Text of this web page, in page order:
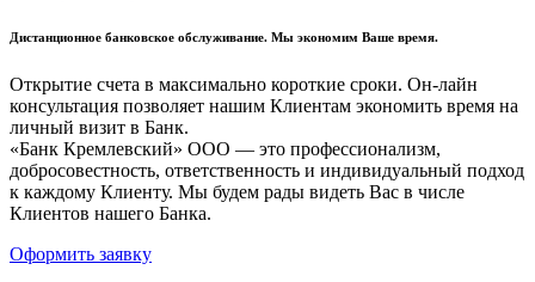
Дистанционное банковское обслуживание. Мы экономим Ваше время.
Открытие счета в максимально короткие сроки. Он-лайн
консультация позволяет нашим Клиентам экономить время на
личный визит в Банк.
«Банк Кремлевский» ООО — это профессионализм,
добросовестность, ответственность и индивидуальный подход
к каждому Клиенту. Мы будем рады видеть Вас в числе
Клиентов нашего Банка.
Оформить заявку